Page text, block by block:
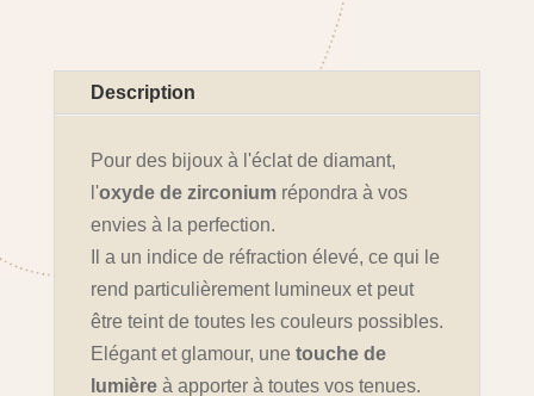
Description
Pour des bijoux à l'éclat de diamant,
l'oxyde de zirconiumrépondra à vos
envies à la perfection.
Il a un indice de réfraction élevé, ce qui le
rend particulièrement lumineux et peut
être teint de toutes les couleurs possibles.
Elégant et glamour, une touche de
lumièreà apporter à toutes vos tenues.